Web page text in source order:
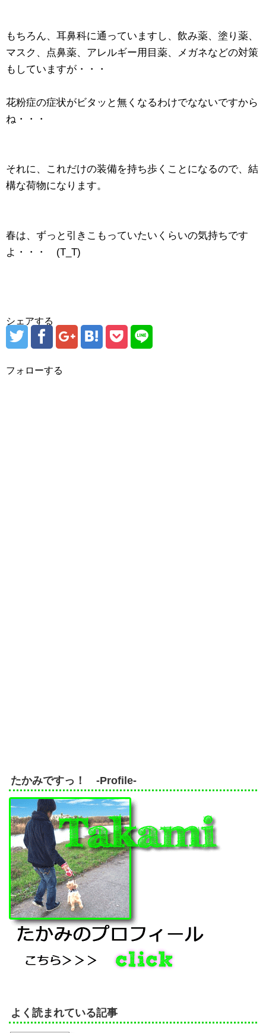
もちろん、耳鼻科に通っていますし、飲み薬、塗り薬、
マスク、点鼻薬、アレルギー用目薬、メガネなどの対策
もしていますが・・・
花粉症の症状がビタッと無くなるわけでなないですから
ね・・・
それに、これだけの装備を持ち歩くことになるので、結
構な荷物になります。
春は、ずっと引きこもっていたいくらいの気持ちです
よ・・・ (T_T)
シェアする
フォローする
たかみですっ！ -Profile-
よく読まれている記事